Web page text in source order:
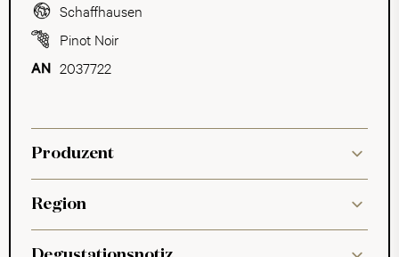
Schaffhausen
Pinot Noir
2037722
Produzent
Region